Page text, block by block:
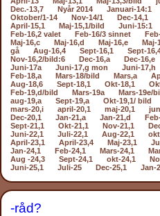
Dec.-13,7
Nyår 2014 Januari-14:1
Oktober/1-14
Nov-14/1 Dec-14,1
April-15,1
Maj-15,1/bild Juni-15:1
Feb-16,2 valet
Feb-16/3 sinnet
Maj-16,c
Maj-16,d Maj-16,e Maj-
gå
Aug-16,4 Sept-16,1 Sept-
Nov-16,2/bild:6
Dec-16,a Dec-16,e
Juni-17a
Juni-17,g mon Juni-17,h
Feb-18,a
Mars-18/bild Mars,a
Aug-18,6
Sept-18,1 Okt-18,1
Feb-19,d/bild
Mars-19a Mars-19e/
aug-19,a
Sept-19,a Okt-19,1/ bild
mars-20,i
april-20,1 maj-20,1
Dec-20,1
Jan-21,a Jan-21,d
Sept-21,1
Okt-21,1 Nov-21,1
Juni-22,1
Juli-22,1 Aug-22,1 okt
April-23,1
April-23,4 Maj-23,1
Jan-24,1
Feb-24,1 Mars-24,1
Aug -24,3
Sept-24,1 okt-24,1
Juni-25,1
Juli-25 Dec-25,1 Jan-
-råd?